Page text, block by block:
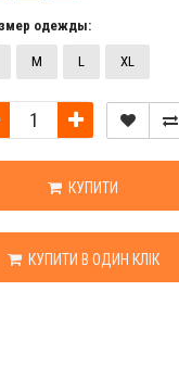
одежды:
M L XL
КУПИТИ
КУПИТИ В ОДИН КЛІК